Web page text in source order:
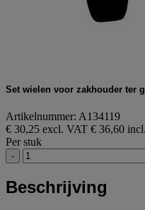
Set wielen voor zakhouder ter
Artikelnummer: A134119
€ 30,25 excl. VAT € 36,60
Per stuk
-
Beschrijving